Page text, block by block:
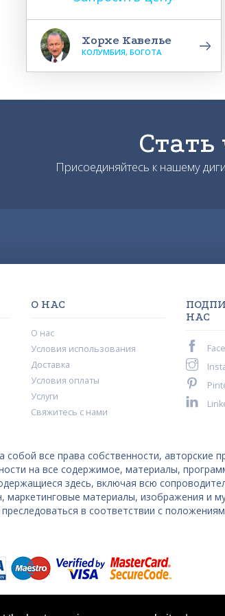
Хорхе Кавелье
КОЛУМБИЯ, БОГОТА
Присоединяйтесь к нашему
О НАС
О нас
Условия использования
Доставка
Условия оплаты
Услуги
Свяжитесь с нами
НАС
все права собственности, авторские
на все содержимое, материалы,
здесь, включая всю
маркетинговые материалы, изображения и
в соответствии с